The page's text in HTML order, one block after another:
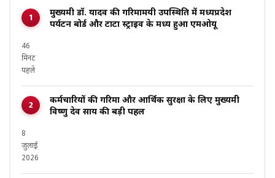
मुख्यमंत्री डॉ. यादव की गरिमामयी उपस्थिति में मध्यप्रदेश
पर्यटन बोर्ड और टाटा स्ट्राइव के मध्य हुआ एमओयू
46
मिनट
पहले
कर्मचारियों की गरिमा और आर्थिक सुरक्षा के लिए मुख्यमंत्री
विष्णु देव साय की बड़ी पहल
8
जुलाई
2026